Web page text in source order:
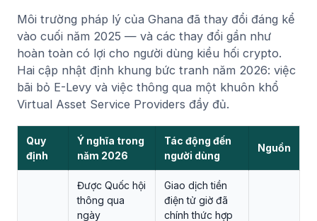
Môi trường pháp lý của Ghana đã thay đổi đáng kể
vào cuối năm 2025 — và các thay đổi gần như
hoàn toàn có lợi cho người dùng kiều hối crypto.
Hai cập nhật định khung bức tranh năm 2026: việc
bãi bỏ E-Levy và việc thông qua một khuôn khổ
Virtual Asset Service Providers đầy đủ.
Quy
định
Ý nghĩa trong
năm 2026
Tác động đến
người dùng
Nguồn
Được Quốc hội
thông qua
ngày
Giao dịch tiền
điện tử giờ đã
chính thức hợp